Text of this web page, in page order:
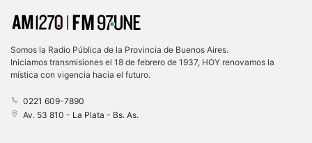
Somos la Radio Pública de la Provincia de Buenos Aires.
Iniciamos transmisiones el 18 de febrero de 1937, HOY renovamos la
mística con vigencia hacia el futuro.
0221 609-7890
Av. 53 810 - La Plata - Bs. As.